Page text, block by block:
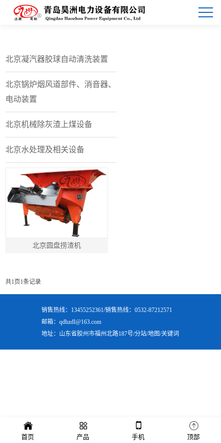
北京凝汽器胶球自动清洗装置
北京锅炉烟风道部件、消音器、
电动装置
北京机械除灰渣上煤设备
北京水处理及相关设备
北京圆盘捞渣机
共1 页1条记录
销售热线：13455252361/销售热线：0532-87212571
邮箱：qdhzdI@163.com
地址：山东省胶州市福州北路187号/分站/地图/关键词
首页 产品 手机 顶部